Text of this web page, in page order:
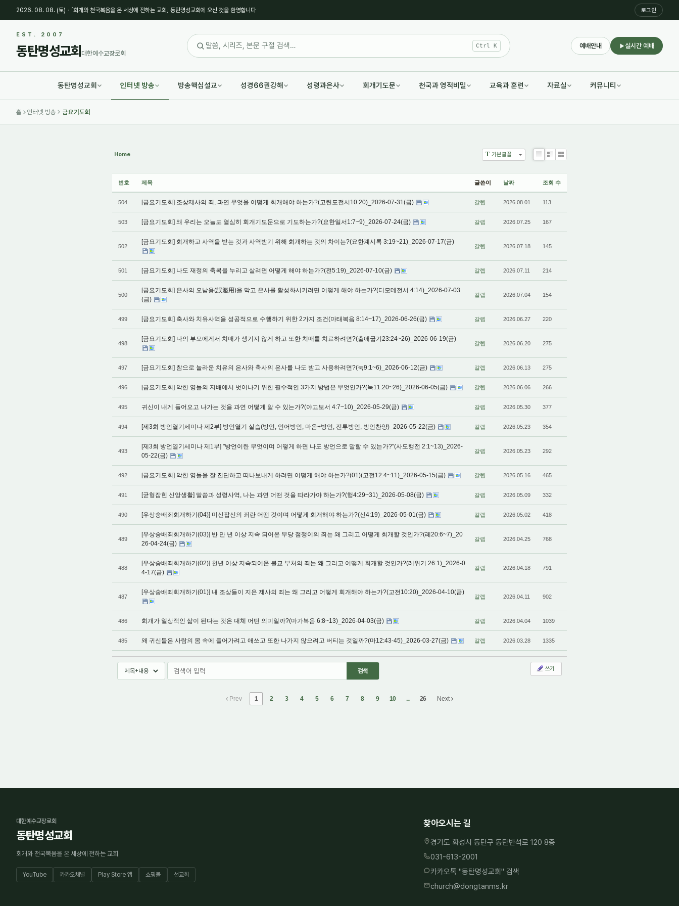
2026. 08. 08. (토) · 「회개와 천국복음을 온 세상에 전하는 교회」 동탄명성교회에 오신 것을 환영합니다 로그인
EST. 2007
동탄명성교회 대한예수교장로회
Ctrl K 예배안내 실시간 예배
동탄명성교회 인터넷 방송 방송핵심설교 성경66권강해 성령과은사 회개기도문 천국과 영적비밀 교육과 훈련 자료실 커뮤니티
홈 인터넷 방송 금요기도회
Home T 기본글꼴
List Zine
번호 제목 글쓴이 날짜 조회 수
504 [금요기도회] 조상제사의 죄, 과연 무엇을 어떻게 회개해야 하는가?(고린도전서10:20)_2026-07-31(금) 갈렙 2026.08.01 113
503 [금요기도회] 왜 우리는 오늘도 열심히 회개기도문으로 기도하는가?(요한일서1:7~9)_2026-07-24(금) 갈렙 2026.07.25 167
502
[금요기도회] 회개하고 사역을 받는 것과 사역받기 위해 회개하는 것의 차이는?(요한계시록 3:19~21)_2026-07-17(금)
갈렙 2026.07.18 145
501 [금요기도회] 나도 재정의 축복을 누리고 살려면 어떻게 해야 하는가?(전5:19)_2026-07-10(금) 갈렙 2026.07.11 214
500
[금요기도회] 은사의 오남용(誤濫用)을 막고 은사를 활성화시키려면 어떻게 해야 하는가?(디모데전서 4:14)_2026-07-03
(금)
갈렙 2026.07.04 154
499 [금요기도회] 축사와 치유사역을 성공적으로 수행하기 위한 2가지 조건(마태복음 8:14~17)_2026-06-26(금) 갈렙 2026.06.27 220
498
[금요기도회] 나의 부모에게서 치매가 생기지 않게 하고 또한 치매를 치료하려면?(출애굽기23:24~26)_2026-06-19(금)
갈렙 2026.06.20 275
497 [금요기도회] 참으로 놀라운 치유의 은사와 축사의 은사를 나도 받고 사용하려면?(눅9:1~6)_2026-06-12(금) 갈렙 2026.06.13 275
496 [금요기도회] 악한 영들의 지배에서 벗어나기 위한 필수적인 3가지 방법은 무엇인가?(눅11:20~26)_2026-06-05(금) 갈렙 2026.06.06 266
495 귀신이 내게 들어오고 나가는 것을 과연 어떻게 알 수 있는가?(야고보서 4:7~10)_2026-05-29(금) 갈렙 2026.05.30 377
494 [제3회 방언열기세미나 제2부] 방언열기 실습(방언, 언어방언, 마음+방언, 전투방언, 방언찬양)_2026-05-22(금) 갈렙 2026.05.23 354
493
[제3회 방언열기세미나 제1부] "방언이란 무엇이며 어떻게 하면 나도 방언으로 말할 수 있는가?"(사도행전 2:1~13)_2026-
05-22(금)
갈렙 2026.05.23 292
492 [금요기도회] 악한 영들을 잘 진단하고 떠나보내게 하려면 어떻게 해야 하는가?(01)(고전12:4~11)_2026-05-15(금) 갈렙 2026.05.16 465
491 [균형잡힌 신앙생활] 말씀과 성령사역, 나는 과연 어떤 것을 따라가야 하는가?(행4:29~31)_2026-05-08(금) 갈렙 2026.05.09 332
490 [우상숭배죄회개하기(04)] 미신잡신의 죄란 어떤 것이며 어떻게 회개해야 하는가?(신4:19)_2026-05-01(금) 갈렙 2026.05.02 418
489
[우상숭배죄회개하기(03)] 반 만 년 이상 지속 되어온 무당 점쟁이의 죄는 왜 그리고 어떻게 회개할 것인가?(레20:6~7)_20
26-04-24(금)
갈렙 2026.04.25 768
488
[우상숭배죄회개하기(02)] 천년 이상 지속되어온 불교 부처의 죄는 왜 그리고 어떻게 회개할 것인가?(레위기 26:1)_2026-0
4-17(금)
갈렙 2026.04.18 791
487
[우상숭배죄회개하기(01)] 내 조상들이 지은 제사의 죄는 왜 그리고 어떻게 회개해야 하는가?(고전10:20)_2026-04-10(금)
갈렙 2026.04.11 902
486 회개가 일상적인 삶이 된다는 것은 대체 어떤 의미일까?(마가복음 6:8~13)_2026-04-03(금) 갈렙 2026.04.04 1039
485 왜 귀신들은 사람의 몸 속에 들어가려고 애쓰고 또한 나가지 않으려고 버티는 것일까?(마12:43-45)_2026-03-27(금) 갈렙 2026.03.28 1335
쓰기
Prev 1 2 3 4 5 6 7 8 9 10 ... 26 Next
대한예수교장로회
동탄명성교회
회개와 천국복음을 온 세상에 전하는 교회
YouTube 카카오채널 Play Store 앱 쇼핑몰 선교회
찾아오시는 길
경기도 화성시 동탄구 동탄반석로 120 8층
031-613-2001
카카오톡 "동탄명성교회" 검색
church@dongtanms.kr
Sketchbook5, 스케치북5
Sketchbook5, 스케치북5
Sketchbook5, 스케치북5
Sketchbook5, 스케치북5